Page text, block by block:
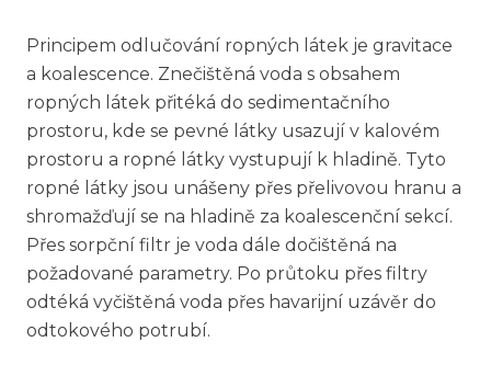
Principem odlučování ropných látek je gravitace
a koalescence. Znečištěná voda s obsahem
ropných látek přitéká do sedimentačního
prostoru, kde se pevné látky usazují v kalovém
prostoru a ropné látky vystupují k hladině. Tyto
ropné látky jsou unášeny přes přelivovou hranu a
shromažďují se na hladině za koalescenční sekcí.
Přes sorpční filtr je voda dále dočištěná na
požadované parametry. Po průtoku přes filtry
odtéká vyčištěná voda přes havarijní uzávěr do
odtokového potrubí.